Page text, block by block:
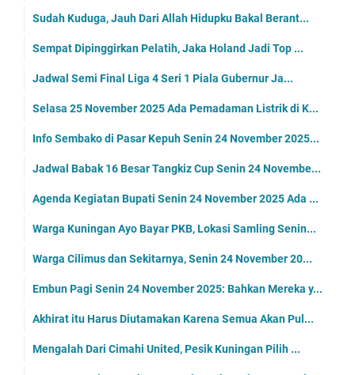
Sudah Kuduga, Jauh Dari Allah Hidupku Bakal Berant...
Sempat Dipinggirkan Pelatih, Jaka Holand Jadi Top ...
Jadwal Semi Final Liga 4 Seri 1 Piala Gubernur Ja...
Selasa 25 November 2025 Ada Pemadaman Listrik di K...
Info Sembako di Pasar Kepuh Senin 24 November 2025...
Jadwal Babak 16 Besar Tangkiz Cup Senin 24 Novembe...
Agenda Kegiatan Bupati Senin 24 November 2025 Ada ...
Warga Kuningan Ayo Bayar PKB, Lokasi Samling Senin...
Warga Cilimus dan Sekitarnya, Senin 24 November 20...
Embun Pagi Senin 24 November 2025: Bahkan Mereka y...
Akhirat itu Harus Diutamakan Karena Semua Akan Pul...
Mengalah Dari Cimahi United, Pesik Kuningan Pilih ...